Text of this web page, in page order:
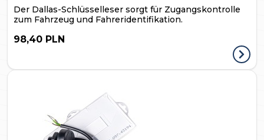
Der Dallas-Schlüsselleser sorgt für Zugangskontrolle
zum Fahrzeug und Fahreridentifikation.
98,40 PLN